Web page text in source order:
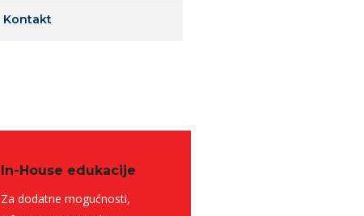
Kontakt
In-House edukacije
Za dodatne mogućnosti,